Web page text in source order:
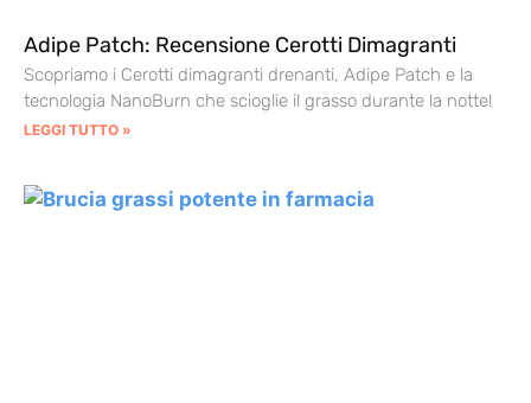
Adipe Patch: Recensione Cerotti Dimagranti
Scopriamo i Cerotti dimagranti drenanti, Adipe Patch e la
tecnologia NanoBurn che scioglie il grasso durante la notte!
LEGGI TUTTO »